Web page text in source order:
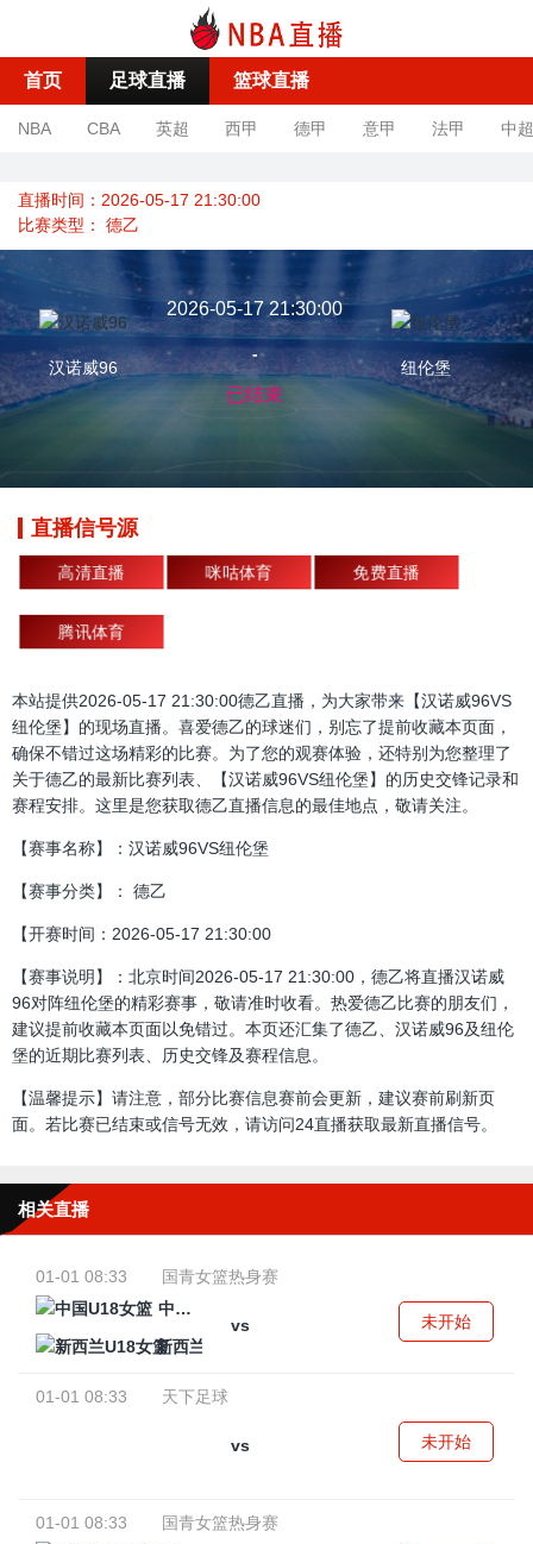
首页 足球直播 篮球直播
NBA CBA 英超 西甲 德甲 意甲 法甲 中超
直播时间：2026-05-17 21:30:00
比赛类型： 德乙
汉诺威96
2026-05-17 21:30:00
-
已结束
纽伦堡
直播信号源
高清直播 咪咕体育 免费直播
腾讯体育
本站提供2026-05-17 21:30:00德乙直播，为大家带来【汉诺威96VS
纽伦堡】的现场直播。喜爱德乙的球迷们，别忘了提前收藏本页面，
确保不错过这场精彩的比赛。为了您的观赛体验，还特别为您整理了
关于德乙的最新比赛列表、【汉诺威96VS纽伦堡】的历史交锋记录和
赛程安排。这里是您获取德乙直播信息的最佳地点，敬请关注。
【赛事名称】：汉诺威96VS纽伦堡
【赛事分类】： 德乙
【开赛时间：2026-05-17 21:30:00
【赛事说明】：北京时间2026-05-17 21:30:00，德乙将直播汉诺威
96对阵纽伦堡的精彩赛事，敬请准时收看。热爱德乙比赛的朋友们，
建议提前收藏本页面以免错过。本页还汇集了德乙、汉诺威96及纽伦
堡的近期比赛列表、历史交锋及赛程信息。
【温馨提示】请注意，部分比赛信息赛前会更新，建议赛前刷新页
面。若比赛已结束或信号无效，请访问24直播获取最新直播信号。
相关直播
01-01 08:33
国青女篮热身赛
中国U18女篮
vs
新西兰U18女篮
未开始
01-01 08:33 天下足球
vs 未开始
01-01 08:33
国青女篮热身赛